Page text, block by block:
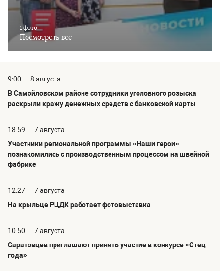
1 фото
Посмотреть все
9:00
8 августа
В Самойловском районе сотрудники уголовного розыска
раскрыли кражу денежных средств с банковской карты
18:59
7 августа
Участники региональной программы «Наши герои»
познакомились с производственным процессом на швейной
фабрике
12:27
7 августа
На крыльце РЦДК работает фотовыставка
10:50
7 августа
Саратовцев приглашают принять участие в конкурсе «Отец
года»